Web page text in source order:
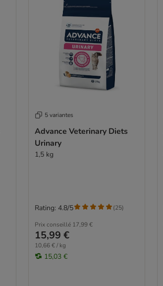
5 variantes
Advance Veterinary Diets
Urinary
1,5 kg
Prix conseillé 17,99 €
15,99 €
10,66 € / kg
15,03 €
Rating: 4.8/5 (25)